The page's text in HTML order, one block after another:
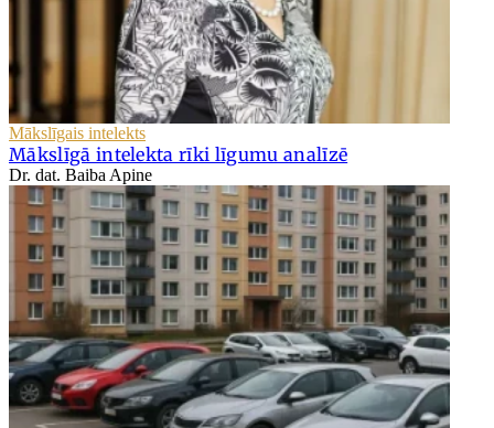
Mākslīgais intelekts
Mākslīgā intelekta rīki līgumu analīzē
Dr. dat. Baiba Apine